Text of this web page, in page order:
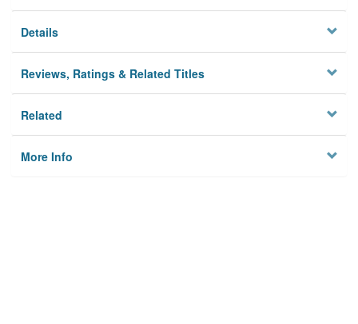
Details
Reviews, Ratings & Related Titles
Related
More Info